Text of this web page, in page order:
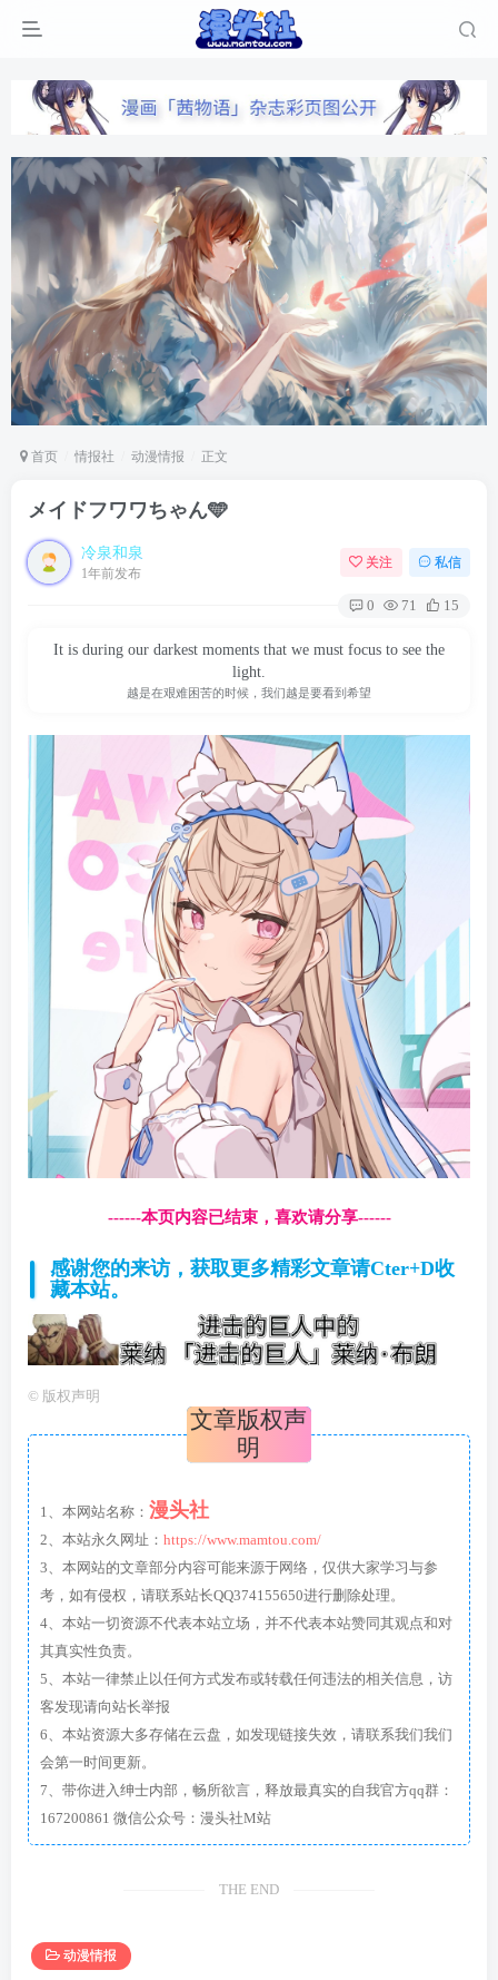
首页 情报社 动漫情报 正文
メイドフワワちゃん🩵
冷泉和泉
1年前发布
关注 私信
0 71 15
It is during our darkest moments that we must focus to see the
light.
越是在艰难困苦的时候，我们越是要看到希望
------本页内容已结束，喜欢请分享------
感谢您的来访，获取更多精彩文章请Cter+D收
藏本站。
© 版权声明
文章版权声
明
1、本网站名称： 漫头社
2、本站永久网址： https://www.mamtou.com/
3、本网站的文章部分内容可能来源于网络，仅供大家学习与参
考，如有侵权，请联系站长QQ374155650进行删除处理。
4、本站一切资源不代表本站立场，并不代表本站赞同其观点和对
其真实性负责。
5、本站一律禁止以任何方式发布或转载任何违法的相关信息，访
客发现请向站长举报
6、本站资源大多存储在云盘，如发现链接失效，请联系我们我们
会第一时间更新。
7、带你进入绅士内部，畅所欲言，释放最真实的自我官方qq群：
167200861 微信公众号：漫头社M站
THE END
动漫情报